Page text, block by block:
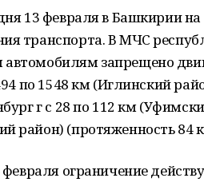
13 февраля в Башкирии
транспорта. В МЧС
запрещено
по 1548 км (Иглинский
г с 28 по 112 км
район) (протяженность 84
февраля ограничение